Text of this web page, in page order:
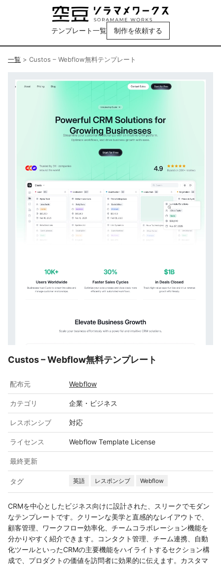
テンプレート一覧 制作を依頼する
一覧 > Custos – Webflow無料テンプレート
Custos – Webflow無料テンプレート
配布元 Webflow
カテゴリ 企業・ビジネス
レスポンシブ 対応
ライセンス Webflow Template License
最終更新
タグ 英語 レスポンシブ Webflow
CRMを中心としたビジネス向けに設計された、スリークでモダン
なテンプレートです。クリーンな美学と直感的なレイアウトで、
顧客管理、ワークフロー効率化、チームコラボレーション機能を
分かりやすく紹介できます。コンタクト管理、チーム連携、自動
化ツールといったCRMの主要機能をハイライトするセクション構
成で、プロダクトの価値を訪問者に効果的に伝えます。カスタマ